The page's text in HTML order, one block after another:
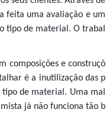
feita uma avaliação e um
tipo de material. O trabal
composições e construçõ
é a inutilização das p
de material. Uma mal
já não funciona tão b